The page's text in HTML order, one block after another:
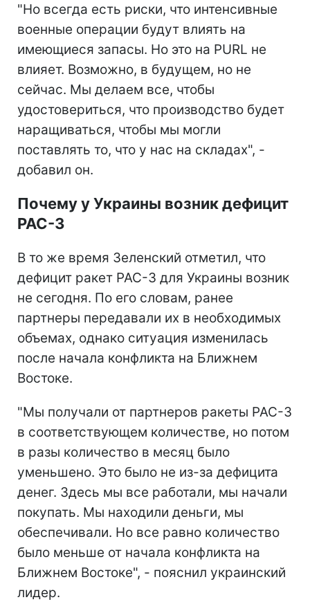
"Но всегда есть риски, что интенсивные
военные операции будут влиять на
имеющиеся запасы. Но это на PURL не
влияет. Возможно, в будущем, но не
сейчас. Мы делаем все, чтобы
удостовериться, что производство будет
наращиваться, чтобы мы могли
поставлять то, что у нас на складах", -
добавил он.
Почему у Украины возник дефицит
PAC-3
В то же время Зеленский отметил, что
дефицит ракет PAC-3 для Украины возник
не сегодня. По его словам, ранее
партнеры передавали их в необходимых
объемах, однако ситуация изменилась
после начала конфликта на Ближнем
Востоке.
"Мы получали от партнеров ракеты PAC-3
в соответствующем количестве, но потом
в разы количество в месяц было
уменьшено. Это было не из-за дефицита
денег. Здесь мы все работали, мы начали
покупать. Мы находили деньги, мы
обеспечивали. Но все равно количество
было меньше от начала конфликта на
Ближнем Востоке", - пояснил украинский
лидер.